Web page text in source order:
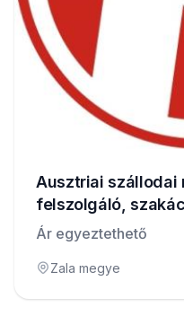
Ausztriai szállodai
felszolgáló,
Ár egyeztethető
Zala megye